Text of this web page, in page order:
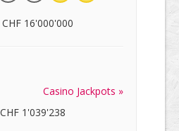
16'000'000
Casino Jackpots »
1'039'238